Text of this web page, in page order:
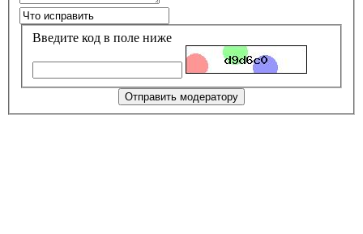
Введите код в поле ниже
Отправить модератору